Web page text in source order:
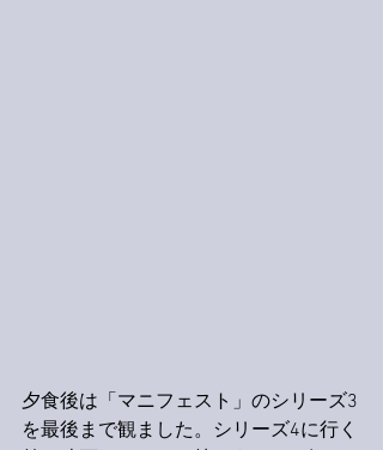
夕食後は「マニフェスト」のシリーズ3
を最後まで観ました。シリーズ4に行く